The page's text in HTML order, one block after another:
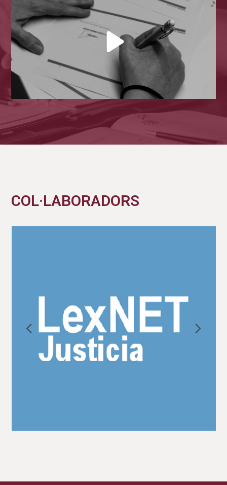
COL·LABORADORS
Previous
Slide